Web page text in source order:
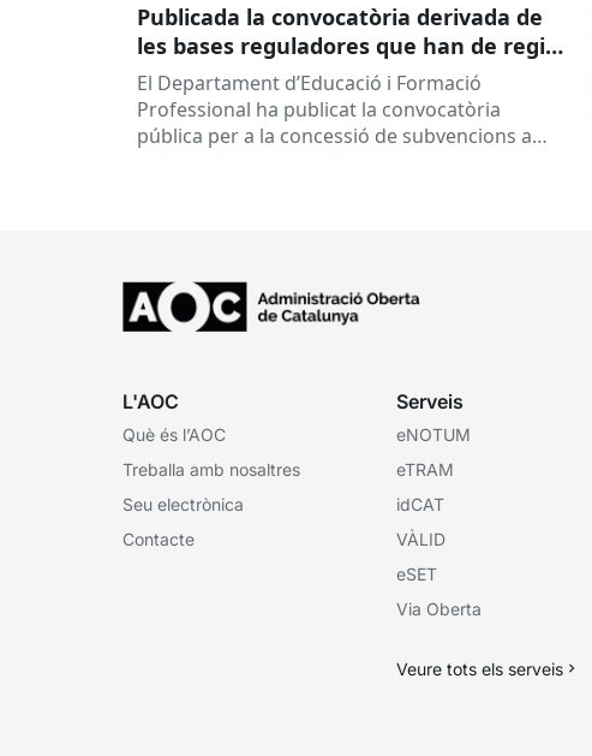
Publicada la convocatòria derivada de
les bases reguladores que han de regir
la concessió de subvencions a centres
educatius, per al desenvolupament de
programes de formació i inserció,
El Departament d’Educació i Formació
Professional ha publicat la convocatòria
pública per a la concessió de subvencions a
L'AOC
Què és l’AOC
Treballa amb nosaltres
Seu electrònica
Contacte
Serveis
eNOTUM
eTRAM
idCAT
VÀLID
eSET
Via Oberta
Veure tots els serveis